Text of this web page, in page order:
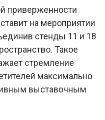
приверженности
на мероприятии
стенды 11 и 18
Такое
стремление
максимально
выставочным